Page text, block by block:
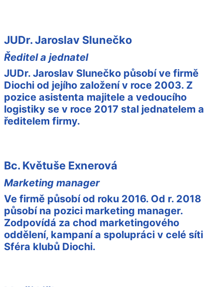
JUDr. Jaroslav Slunečko
Ředitel a jednatel
JUDr. Jaroslav Slunečko působí ve firmě
Diochi od jejího založení v roce 2003. Z
pozice asistenta majitele a vedoucího
logistiky se v roce 2017 stal jednatelem a
ředitelem firmy.
Bc. Květuše Exnerová
Marketing manager
Ve firmě působí od roku 2016. Od r. 2018
působí na pozici marketing manager.
Zodpovídá za chod marketingového
oddělení, kampaní a spolupráci v celé síti
Sféra klubů Diochi.